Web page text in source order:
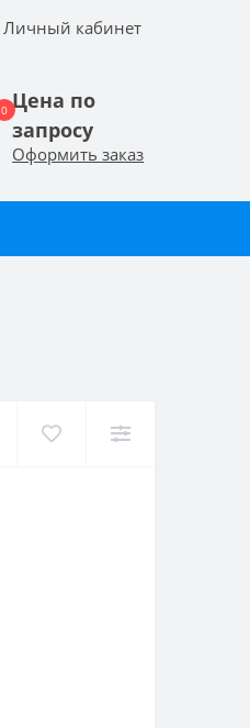
Личный кабинет
0 Цена по
запросу
Оформить заказ